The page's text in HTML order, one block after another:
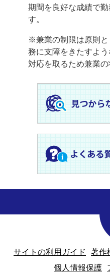
期間を良好な成績で
す。
※兼業の制限は原則
務に支障をきたすよ
対応を取るため兼業
サイトの利用ガイド
著作
個人情報保護